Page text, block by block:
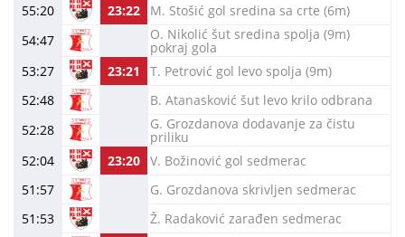
55:20
23:22
M. Stošić gol sredina sa crte (6m)
54:47
O. Nikolić šut sredina spolja (9m)
pokraj gola
53:27
23:21
T. Petrović gol levo spolja (9m)
52:48
B. Atanasković šut levo krilo odbrana
52:28
G. Grozdanova dodavanje za čistu
priliku
52:04
23:20 V. Božinović gol sedmerac
51:57
G. Grozdanova skrivljen sedmerac
51:53
Ž. Radaković zarađen sedmerac